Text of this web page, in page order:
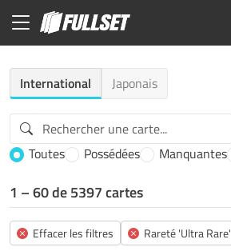
International Japonais
Toutes
Possédées Manquantes
1 – 60 de 5397 cartes
Effacer les filtres Rareté 'Ultra Rare'